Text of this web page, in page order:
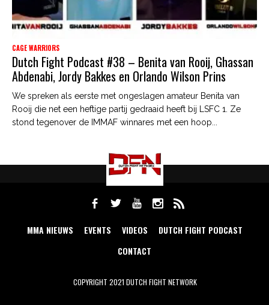
CAGE WARRIORS
Dutch Fight Podcast #38 – Benita van Rooij, Ghassan
Abdenabi, Jordy Bakkes en Orlando Wilson Prins
We spreken als eerste met ongeslagen amateur Benita van
Rooij die net een heftige partij gedraaid heeft bij LSFC 1. Ze
stond tegenover de IMMAF winnares met een hoop...
MMA NIEUWS EVENTS VIDEOS
DUTCH FIGHT PODCAST
CONTACT
COPYRIGHT 2021 DUTCH FIGHT NETWORK